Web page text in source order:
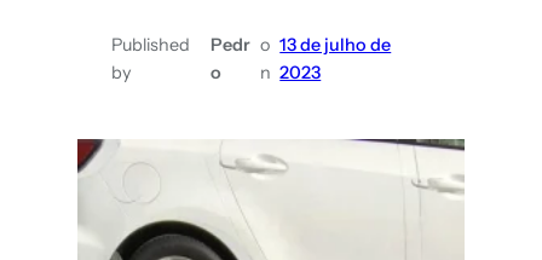
Published
by
Pedr
o
o
n
13 de julho de
2023